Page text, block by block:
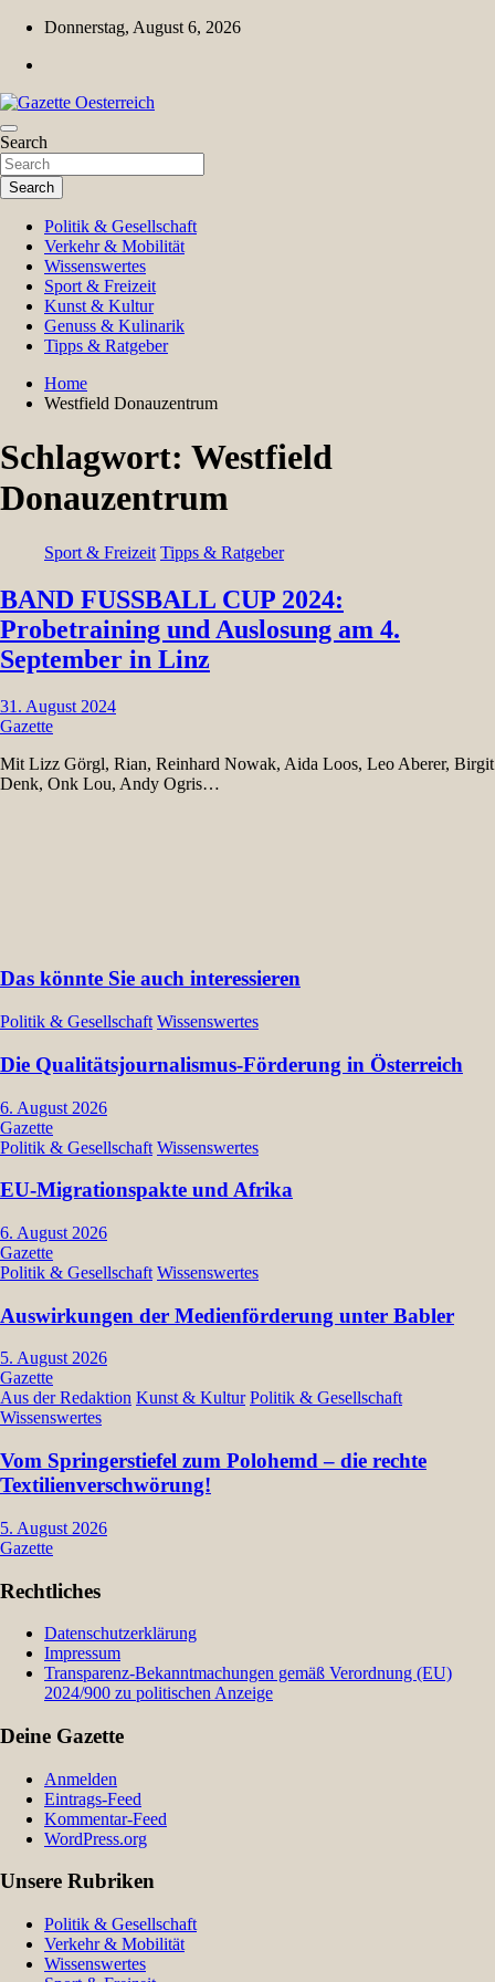
Skip
content
Donnerstag, August 6, 2026
Gazette Oesterreich
Magazin für Freizeit, Politik, Kultur & Wissenschaft
Search
Search
Politik & Gesellschaft
Verkehr & Mobilität
Wissenswertes
Sport & Freizeit
Kunst & Kultur
Genuss & Kulinarik
Tipps & Ratgeber
Home
Westfield Donauzentrum
Schlagwort: Westfield
Donauzentrum
Sport & Freizeit Tipps & Ratgeber
BAND FUSSBALL CUP 2024:
Probetraining und Auslosung am 4.
September in Linz
31. August 2024
Gazette
Mit Lizz Görgl, Rian, Reinhard Nowak, Aida Loos, Leo Aberer, Birgit
Denk, Onk Lou, Andy Ogris…
Das könnte Sie auch interessieren
Politik & Gesellschaft Wissenswertes
Die Qualitätsjournalismus-Förderung in Österreich
6. August 2026
Gazette
Politik & Gesellschaft Wissenswertes
EU-Migrationspakte und Afrika
6. August 2026
Gazette
Politik & Gesellschaft Wissenswertes
Auswirkungen der Medienförderung unter Babler
5. August 2026
Gazette
Aus der Redaktion Kunst & Kultur Politik & Gesellschaft
Wissenswertes
Vom Springerstiefel zum Polohemd – die rechte
Textilienverschwörung!
5. August 2026
Gazette
Rechtliches
Datenschutzerklärung
Impressum
Transparenz-Bekanntmachungen gemäß Verordnung (EU)
2024/900 zu politischen Anzeige
Deine Gazette
Anmelden
Eintrags-Feed
Kommentar-Feed
WordPress.org
Unsere Rubriken
Politik & Gesellschaft
Verkehr & Mobilität
Wissenswertes